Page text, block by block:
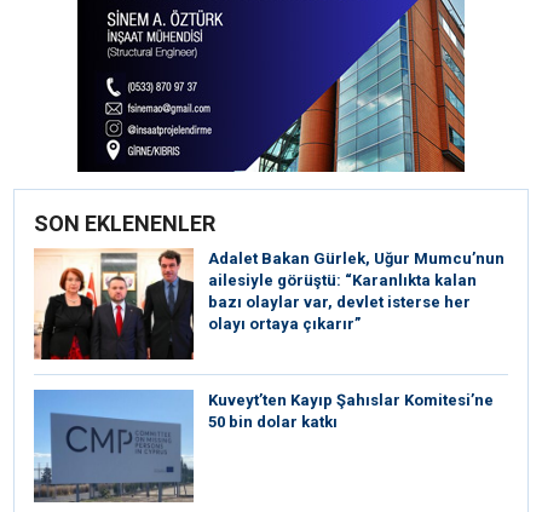
SON EKLENENLER
Adalet Bakan Gürlek, Uğur Mumcu’nun
ailesiyle görüştü: “Karanlıkta kalan
bazı olaylar var, devlet isterse her
olayı ortaya çıkarır”
Kuveyt’ten Kayıp Şahıslar Komitesi’ne
50 bin dolar katkı